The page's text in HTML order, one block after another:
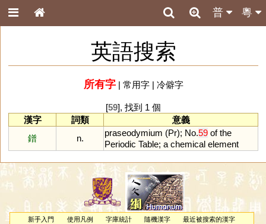
粵
普
英語搜索
所有字| 常用字| 冷僻字
[59], 找到 1 個
漢字
詞類
意義
鐠
n.
praseodymium (Pr); No.59 of the
Periodic Table; a chemical element
新手入門 使用凡例 字庫統計 隨機漢字
最近被搜索的漢字